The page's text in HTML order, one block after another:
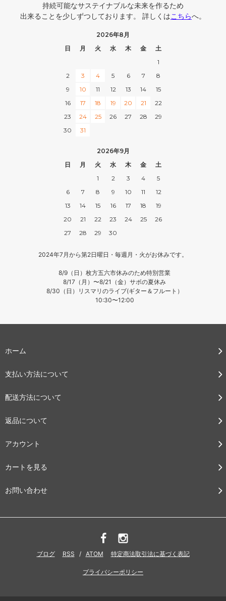
持続可能なサステイナブルな未来を作るため
出来ることを少しずつしております。 詳しくはこちらへ。
2026年8月
日
月 火 水 木 金
土
1
2
3 4 5 6 7
8
9
10 11 12 13 14
15
16
17 18 19 20 21
22
23
24 25 26 27 28
29
30
31
2026年9月
日
月 火 水 木 金
土
1
2 3 4
5
6
7 8 9 10 11
12
13
14 15 16 17 18
19
20
21 22 23 24 25
26
27
28 29 30
2024年7月から第2日曜日・毎週月・火がお休みです。
8/9（日）枚方五六市休みのため特別営業
8/17（月）〜8/21（金）サボの夏休み
8/30（日）リスマリのライブ(ギター＆フルート）
10:30〜12:00
ホーム
支払い方法について
配送方法について
返品について
アカウント
カートを見る
お問い合わせ
ブログ RSS / ATOM 特定商法取引法に基づく表記
プライバシーポリシー